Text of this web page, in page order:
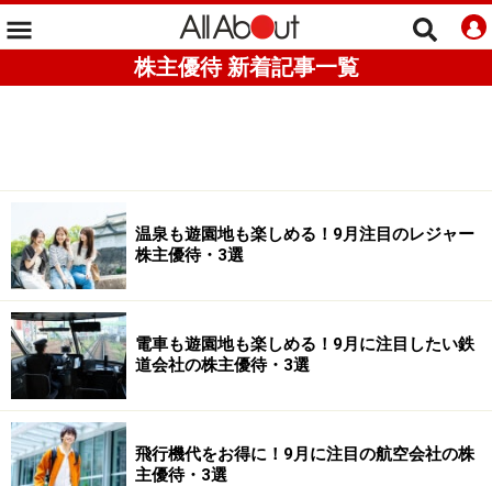
株主優待 新着記事一覧
温泉も遊園地も楽しめる！9月注目のレジャー
株主優待・3選
電車も遊園地も楽しめる！9月に注目したい鉄
道会社の株主優待・3選
飛行機代をお得に！9月に注目の航空会社の株
主優待・3選